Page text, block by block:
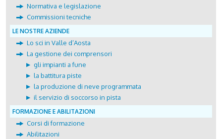
Normativa e legislazione
Commissioni tecniche
LE NOSTRE AZIENDE
Lo sci in Valle d’Aosta
La gestione dei comprensori
gli impianti a fune
la battitura piste
la produzione di neve programmata
il servizio di soccorso in pista
FORMAZIONE E ABILITAZIONI
Corsi di formazione
Abilitazioni